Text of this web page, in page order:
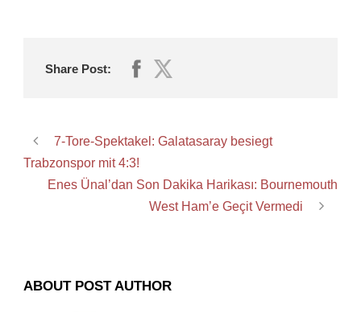
Share Post:
7-Tore-Spektakel: Galatasaray besiegt
Trabzonspor mit 4:3!
Enes Ünal’dan Son Dakika Harikası: Bournemouth
West Ham’e Geçit Vermedi
ABOUT POST AUTHOR